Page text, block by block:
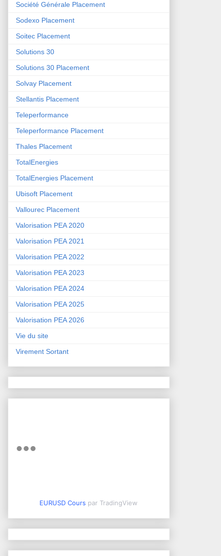
Société Générale Placement
Sodexo Placement
Soitec Placement
Solutions 30
Solutions 30 Placement
Solvay Placement
Stellantis Placement
Teleperformance
Teleperformance Placement
Thales Placement
TotalEnergies
TotalEnergies Placement
Ubisoft Placement
Vallourec Placement
Valorisation PEA 2020
Valorisation PEA 2021
Valorisation PEA 2022
Valorisation PEA 2023
Valorisation PEA 2024
Valorisation PEA 2025
Valorisation PEA 2026
Vie du site
Virement Sortant
EURUSD Cours par TradingView